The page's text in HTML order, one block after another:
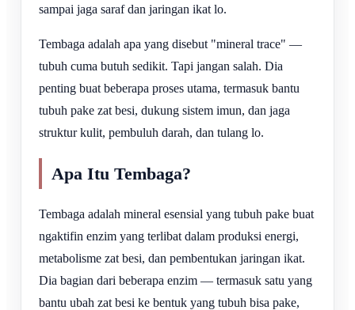
sampai jaga saraf dan jaringan ikat lo.
Tembaga adalah apa yang disebut "mineral trace" —
tubuh cuma butuh sedikit. Tapi jangan salah. Dia
penting buat beberapa proses utama, termasuk bantu
tubuh pake zat besi, dukung sistem imun, dan jaga
struktur kulit, pembuluh darah, dan tulang lo.
Apa Itu Tembaga?
Tembaga adalah mineral esensial yang tubuh pake buat
ngaktifin enzim yang terlibat dalam produksi energi,
metabolisme zat besi, dan pembentukan jaringan ikat.
Dia bagian dari beberapa enzim — termasuk satu yang
bantu ubah zat besi ke bentuk yang tubuh bisa pake,